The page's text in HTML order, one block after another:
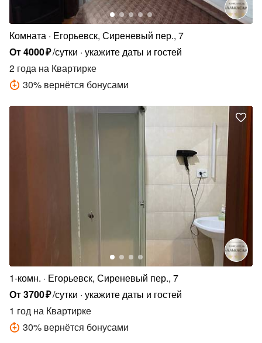
Комната Егорьевск, Сиреневый пер., 7
От4000₽/сутки укажите даты и гостей
2 года на Квартирке
30% вернётся бонусами
1-комн.
Егорьевск, Сиреневый пер., 7
От3700₽/сутки укажите даты и гостей
1 год на Квартирке
30% вернётся бонусами